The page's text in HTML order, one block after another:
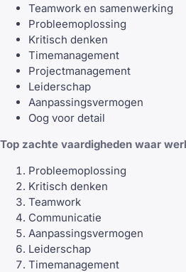
Teamwork en samenwerking
Probleemoplossing
Kritisch denken
Timemanagement
Projectmanagement
Leiderschap
Aanpassingsvermogen
Oog voor detail
Top zachte vaardigheden waar
Probleemoplossing
Kritisch denken
Teamwork
Communicatie
Aanpassingsvermogen
Leiderschap
Timemanagement